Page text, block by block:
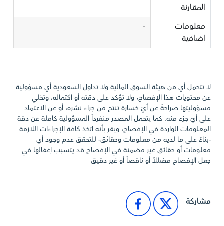
المقارنة
معلومات
اضافية
-
لا تتحمل أي من هيئة السوق المالية ولا تداول السعودية أي مسؤولية
عن محتويات هذا الإفصاح، ولا تؤكد على دقته أو اكتماله، وتخلي
مسؤوليتها صراحةً عن أيّ خسارة تنتج من جراء نشره، أو عن الاعتماد
على أيّ جزء منه. كما يتحمل المصدر منفرداً المسؤولية كاملة عن دقة
المعلومات الواردة في الإفصاح، ويقر بأنه اتخذ كافة الإجراءات اللازمة
-بناءً على ما لديه من معلومات وحقائق- للتحقق عدم وجود أي
معلومات أو حقائق غير مضمنة في الإفصاح قد يتسبب إغفالها في
جعل الإفصاح مضللاً أو ناقصاً أو غير دقيق
مشاركة